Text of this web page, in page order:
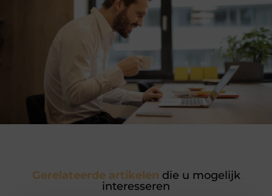
Gerelateerde artikelen die u mogelijk
interesseren